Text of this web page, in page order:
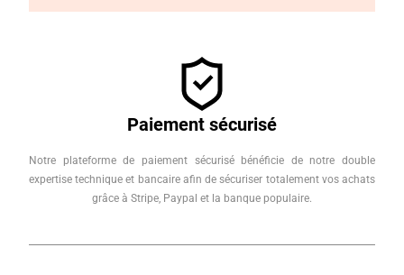
Paiement sécurisé
Notre plateforme de paiement sécurisé bénéficie de notre double
expertise technique et bancaire afin de sécuriser totalement vos achats
grâce à Stripe, Paypal et la banque populaire.